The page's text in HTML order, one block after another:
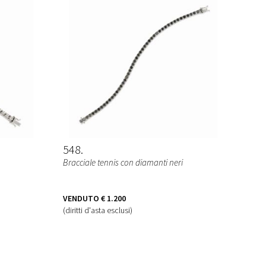
548
Bracciale tennis con diamanti neri
VENDUTO € 1.200
(diritti d'asta esclusi)